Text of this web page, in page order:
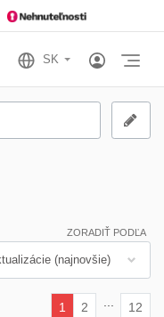
ZORADIŤ PODĽA
1
2 12